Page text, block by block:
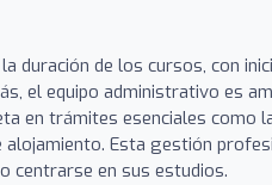
duración de los cursos, con
el equipo administrativo es
en trámites esenciales como
Esta gestión
centrarse en sus estudios.